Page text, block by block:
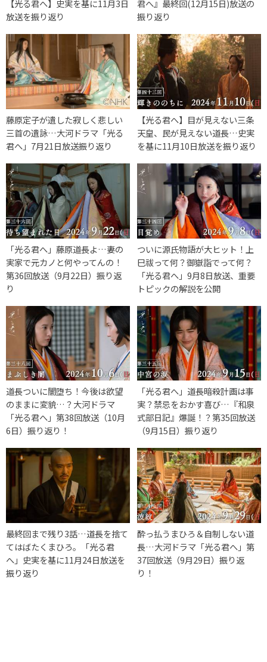
【光る君へ】史実を基に11月3日
放送を振り返り
君へ』最終回(12月15日)放送の
振り返り
藤原定子が遺した寂しく悲しい
三首の遺詠…大河ドラマ「光る
君へ」7月21日放送振り返り
【光る君へ】目が見えない三条
天皇、民が見えない道長…史実
を基に11月10日放送を振り返り
「光る君へ」藤原道長よ…妻の
実家で元カノと何やってんの！
第36回放送（9月22日）振り返
り
ついに源氏物語が大ヒット！上
巳祓って何？御嶽詣でって何？
「光る君へ」9月8日放送、重要
トピックの解説を公開
道長ついに闇堕ち！今後は欲望
のままに変貌…？大河ドラマ
「光る君へ」第38回放送（10月
6日）振り返り！
「光る君へ」道長暗殺計画は事
実？禁忌をおかす喜び…『和泉
式部日記』爆誕！？第35回放送
（9月15日）振り返り
最終回まで残り3話…道長を捨て
てはばたくまひろ。「光る君
へ」史実を基に11月24日放送を
振り返り
酔っ払うまひろ＆自制しない道
長…大河ドラマ「光る君へ」第
37回放送（9月29日）振り返
り！